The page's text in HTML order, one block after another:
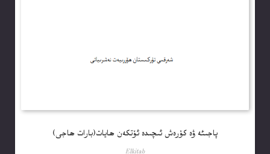
پاجىئە ۋە كۆرەش ئىچىدە ئۆتكەن ھايات(بارات ھاجى)
Elkitab